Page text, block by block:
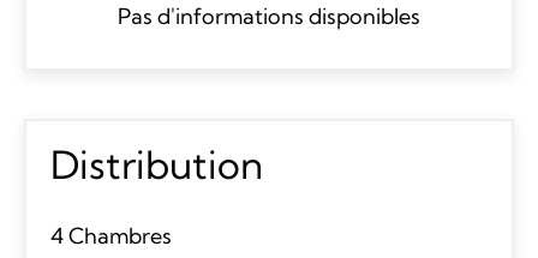
Pas d'informations disponibles
Distribution
4 Chambres